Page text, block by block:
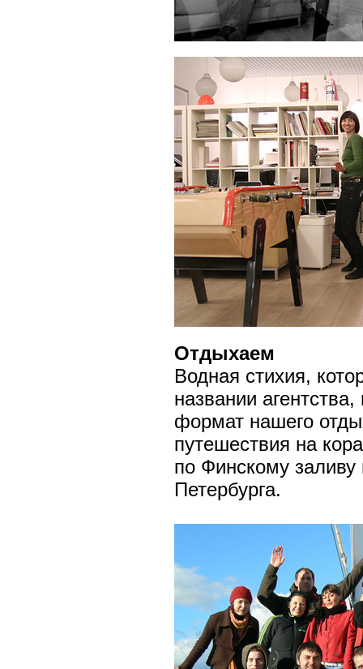
Отдыхаем
Водная стихия,
названии
формат нашего
путешествия на
по Финскому
Петербурга.